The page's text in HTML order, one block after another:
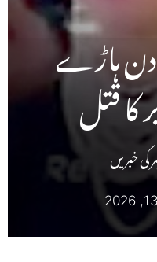
دن ہاڑے
کا قتل
کی خبریں